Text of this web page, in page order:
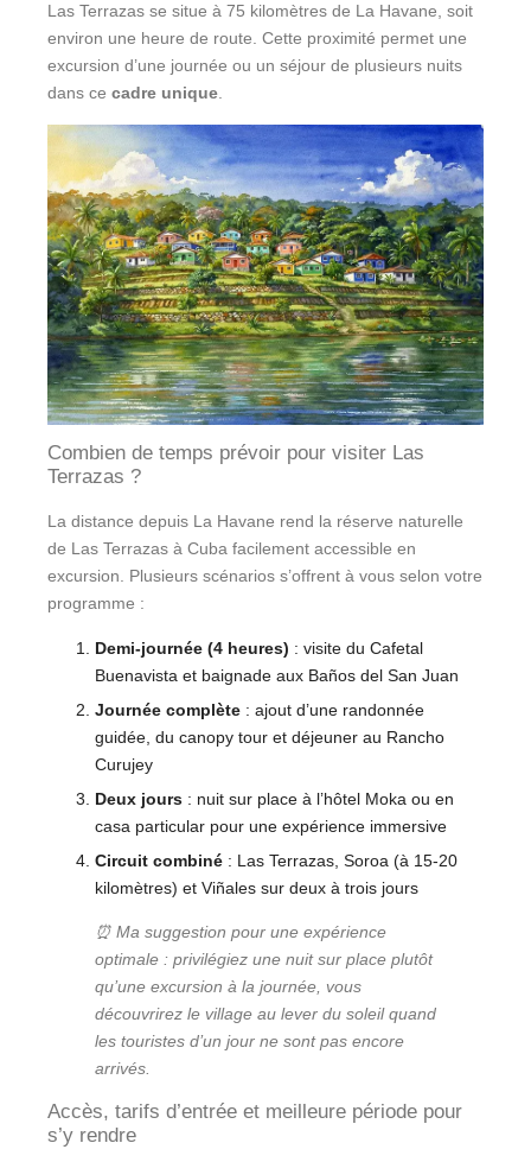
Las Terrazas se situe à 75 kilomètres de La Havane, soit
environ une heure de route. Cette proximité permet une
excursion d’une journée ou un séjour de plusieurs nuits
dans ce cadre unique.
Combien de temps prévoir pour visiter Las
Terrazas ?
La distance depuis La Havane rend la réserve naturelle
de Las Terrazas à Cuba facilement accessible en
excursion. Plusieurs scénarios s’offrent à vous selon votre
programme :
Demi-journée (4 heures) : visite du Cafetal
Buenavista et baignade aux Baños del San Juan
Journée complète : ajout d’une randonnée
guidée, du canopy tour et déjeuner au Rancho
Curujey
Deux jours : nuit sur place à l’hôtel Moka ou en
casa particular pour une expérience immersive
Circuit combiné : Las Terrazas, Soroa (à 15-20
kilomètres) et Viñales sur deux à trois jours
⏰ Ma suggestion pour une expérience
optimale : privilégiez une nuit sur place plutôt
qu’une excursion à la journée, vous
découvrirez le village au lever du soleil quand
les touristes d’un jour ne sont pas encore
arrivés.
Accès, tarifs d’entrée et meilleure période pour
s’y rendre